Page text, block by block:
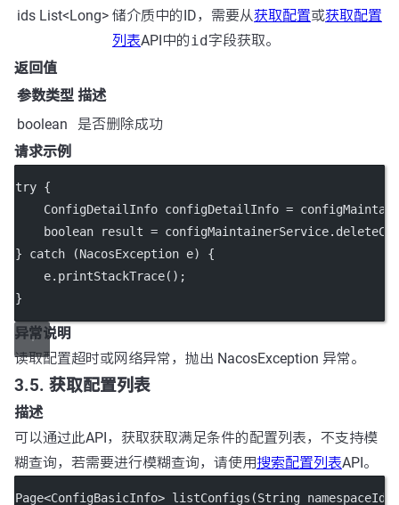
ids List<Long> 储介质中的ID，需要从获取配置或获取配置
列表API中的id字段获取。
返回值
参数类型 描述
boolean
是否删除成功
请求示例
try {
    ConfigDetailInfo configDetailInfo
=
boolean result = configMaintainerService.
} catch (NacosException e) {
    e.
printStackTrace();
}
异常说明
读取配置超时或网络异常，抛出 NacosException 异常。
3.5. 获取配置列表
描述
可以通过此API，获取获取满足条件的配置列表，不支持模
糊查询，若需要进行模糊查询，请使用搜索配置列表API。
Page<ConfigBasicInfo> listConfigs (String